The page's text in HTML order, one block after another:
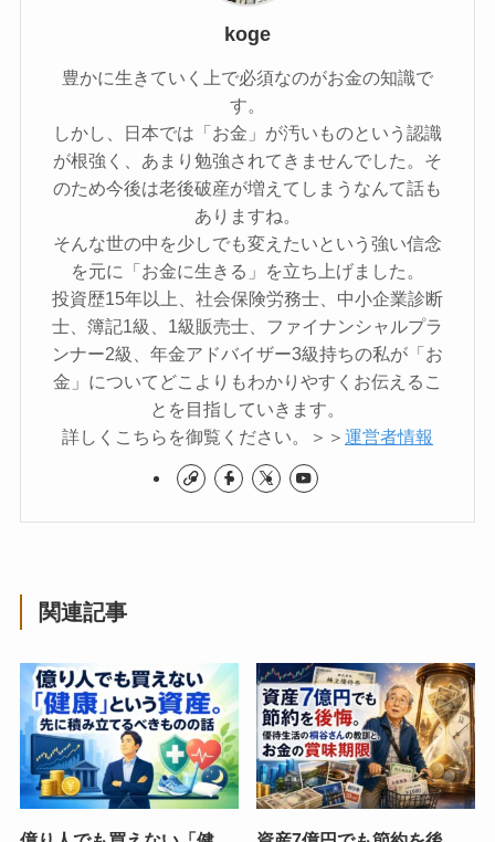
koge
豊かに生きていく上で必須なのがお金の知識で
す。
しかし、日本では「お金」が汚いものという認識
が根強く、あまり勉強されてきませんでした。そ
のため今後は老後破産が増えてしまうなんて話も
ありますね。
そんな世の中を少しでも変えたいという強い信念
を元に「お金に生きる」を立ち上げました。
投資歴15年以上、社会保険労務士、中小企業診断
士、簿記1級、1級販売士、ファイナンシャルプラ
ンナー2級、年金アドバイザー3級持ちの私が「お
金」についてどこよりもわかりやすくお伝えるこ
とを目指していきます。
詳しくこちらを御覧ください。＞＞ 運営者情報
関連記事